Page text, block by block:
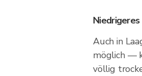
Niedrigeres
Auch in
möglich —
völlig